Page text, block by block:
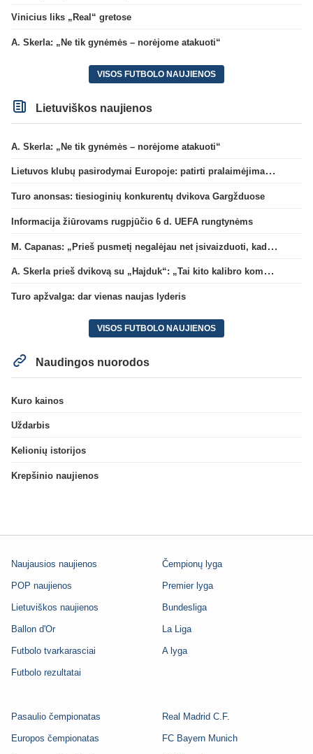
Vinicius liks „Real“ gretose
A. Skerla: „Ne tik gynėmės – norėjome atakuoti“
VISOS FUTBOLO NAUJIENOS
Lietuviškos naujienos
A. Skerla: „Ne tik gynėmės – norėjome atakuoti“
Lietuvos klubų pasirodymai Europoje: patirti pralaimėjimai Kroatijos atstovams
Turo anonsas: tiesioginių konkurentų dvikova Gargžduose
Informacija žiūrovams rugpjūčio 6 d. UEFA rungtynėms
M. Capanas: „Prieš pusmetį negalėjau net įsivaizduoti, kad žaisime prieš „Hajduk“
A. Skerla prieš dvikovą su „Hajduk“: „Tai kito kalibro komanda“
Turo apžvalga: dar vienas naujas lyderis
VISOS FUTBOLO NAUJIENOS
Naudingos nuorodos
Kuro kainos
Uždarbis
Kelionių istorijos
Krepšinio naujienos
Naujausios naujienos
POP naujienos
Lietuviškos naujienos
Ballon d'Or
Futbolo tvarkarasciai
Futbolo rezultatai
Čempionų lyga
Premier lyga
Bundesliga
La Liga
A lyga
Pasaulio čempionatas
Europos čempionatas
Real Madrid C.F.
FC Bayern Munich